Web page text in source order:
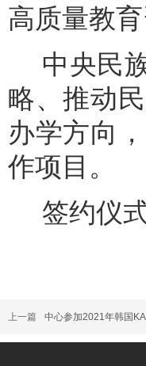
高质量教
中央民
略、推动
办学方向
作项目。
签约仪
上一篇 中心参加2021年韩国